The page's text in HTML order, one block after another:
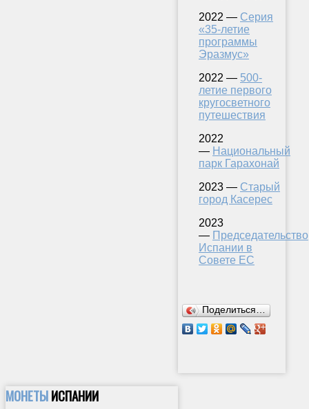
2022 — Серия
«35-летие
программы
Эразмус»
2022 — 500-
летие первого
кругосветного
путешествия
2022
— Национальный
парк Гарахонай
2023 — Старый
город Касерес
2023
— Председательство
Испании в
Совете ЕС
Поделиться…
МОНЕТЫИСПАНИИ